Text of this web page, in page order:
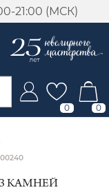
21:00 (МСК)
0 0
КАМНЕЙ